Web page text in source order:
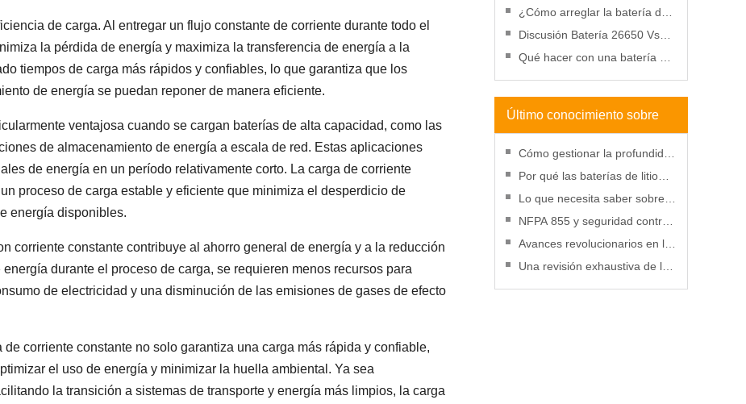
de carga. Al entregar un flujo constante de corriente durante todo el
la pérdida de energía y maximiza la transferencia de energía a la
tiempos de carga más rápidos y confiables, lo que garantiza que los
de energía se puedan reponer de manera eficiente.
ventajosa cuando se cargan baterías de alta capacidad, como las
de almacenamiento de energía a escala de red. Estas aplicaciones
de energía en un período relativamente corto. La carga de corriente
proceso de carga estable y eficiente que minimiza el desperdicio de
energía disponibles.
corriente constante contribuye al ahorro general de energía y a la reducción
durante el proceso de carga, se requieren menos recursos para
de electricidad y una disminución de las emisiones de gases de efecto
corriente constante no solo garantiza una carga más rápida y confiable,
el uso de energía y minimizar la huella ambiental. Ya sea
la transición a sistemas de transporte y energía más limpios, la carga
motivos, reparación y uso
de litio en el congelador?
¿Cómo arreglar la batería de
un teléfono celular hinchada?
Discusión Batería 26650 Vs
Batería 18650
Qué hacer con una batería de
iones de litio perforada
Último conocimiento sobre
baterías
Cómo gestionar la profundidad
de descarga para mejorar el
rendimiento de la batería de
litio
Por qué las baterías de litio
serán más rentables que
nunca en 2025
Lo que necesita saber sobre
las SDS para baterías de litio
NFPA 855 y seguridad contra
incendios de baterías de litio:
una guía práctica
Avances revolucionarios en la
tecnología de baterías de litio
Una revisión exhaustiva de la
gestión de riesgos de las